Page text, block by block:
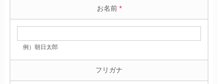
お名前 *
例）朝日太郎
フリガナ